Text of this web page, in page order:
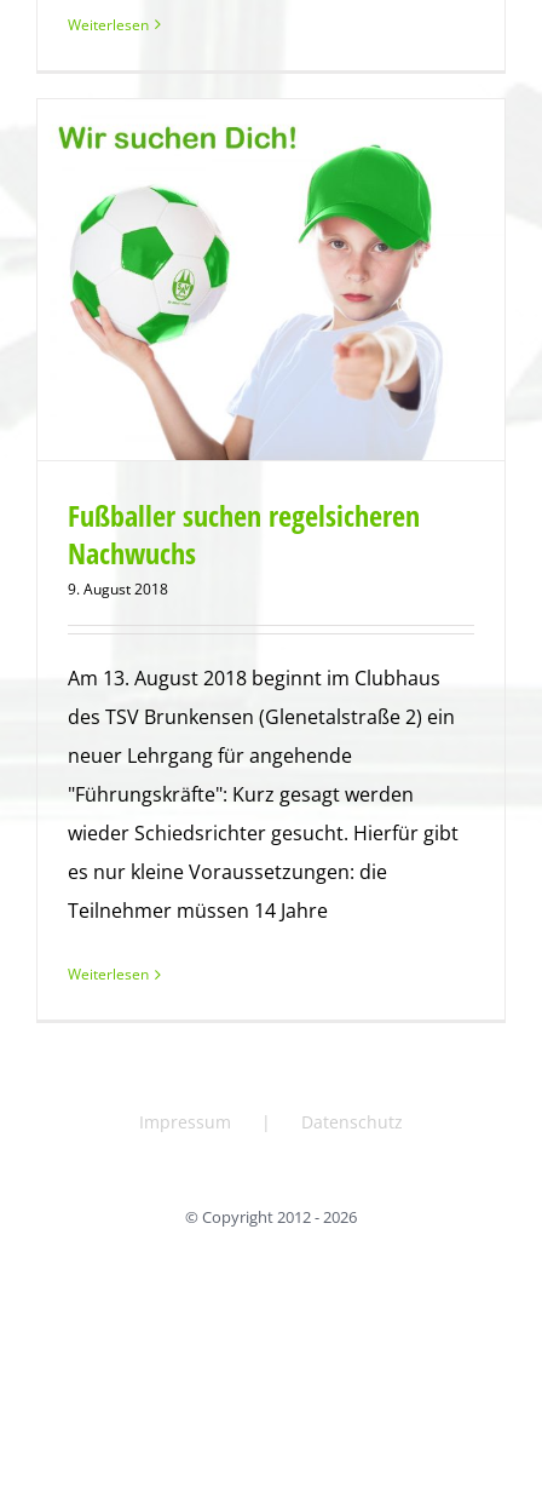
Weiterlesen
Fußballer suchen regelsicheren
Nachwuchs
9. August 2018
Am 13. August 2018 beginnt im Clubhaus
des TSV Brunkensen (Glenetalstraße 2) ein
neuer Lehrgang für angehende
"Führungskräfte": Kurz gesagt werden
wieder Schiedsrichter gesucht. Hierfür gibt
es nur kleine Voraussetzungen: die
Teilnehmer müssen 14 Jahre
Weiterlesen
Impressum Datenschutz
© Copyright 2012 -2026